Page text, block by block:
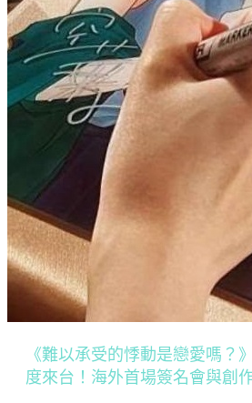
《難以承受的悸動是戀愛嗎？
度來台！海外首場簽名會與創